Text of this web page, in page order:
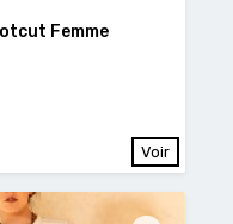
Femme
Voir